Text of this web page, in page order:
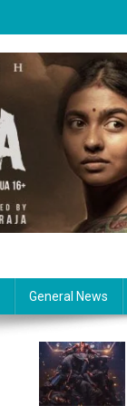
General News